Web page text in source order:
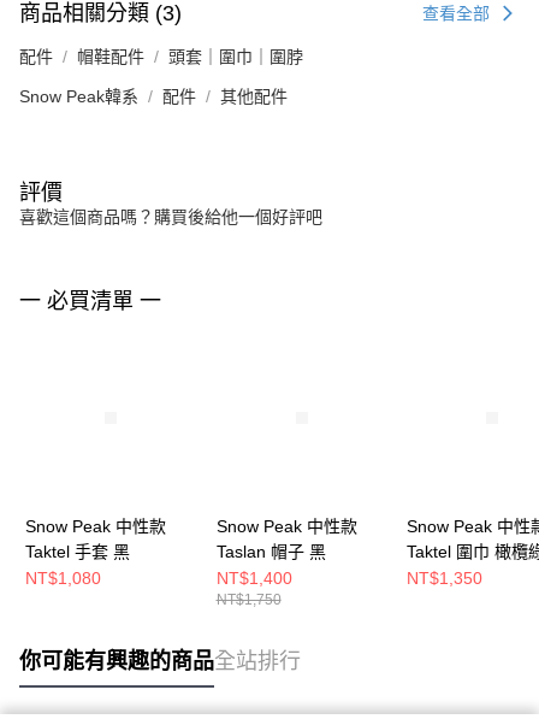
商品相關分類 (3) 查看全部
配件 帽鞋配件 頭套｜圍巾｜圍脖
Snow Peak韓系 配件 其他配件
評價
喜歡這個商品嗎？購買後給他一個好評吧
一 必買清單 一
Snow Peak 中性款
Taktel 手套 黑
NT$1,080
Snow Peak 中性款
Taslan 帽子 黑
NT$1,400
NT$1,750
Snow Peak 中性
Taktel 圍巾 橄欖
NT$1,350
你可能有興趣的商品全站排行